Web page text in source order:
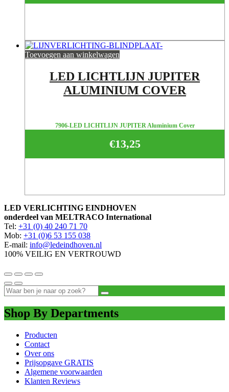
Toevoegen aan winkelwagen
LED LICHTLIJN JUPITER
ALUMINIUM COVER
7906-LED LICHTLIJN JUPITER Aluminium Cover
€13,25
LED VERLICHTING EINDHOVEN
onderdeel van MELTRACO International
Tel: +31 (0) 40 240 71 70
Mob: +31 (0)6 53 155 038
E-mail: info@ledeindhoven.nl
100% VEILIG EN VERTROUWD
Shop By Departments
Producten
Contact
Over ons
Prijsopgave GRATIS
Algemene voorwaarden
Klanten Reviews